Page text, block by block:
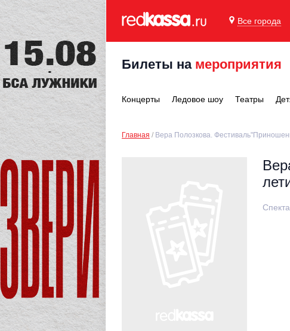
Все города
Билеты на мероприятия
Концерты Ледовое шоу Театры
Главная Вера Полозкова.